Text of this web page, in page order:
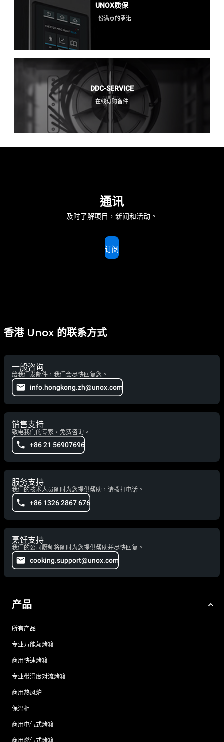
UNOX质保
一份满意的承诺
DDC-SERVICE
在线订购备件
通讯
及时了解项目，新闻和活动。
订阅
香港 Unox 的联系方式
一般咨询
给我们发邮件，我们会尽快回复您。
info.hongkong.zh@unox.com
销售支持
致电我们的专家，免费咨询。
+86 21 56907696
服务支持
我们的技术人员随时为您提供帮助，请拨打电话。
+86 1326 2867 676
烹饪支持
我们的公司厨师将随时为您提供帮助并尽快回复。
cooking.support@unox.com
产品
所有产品
专业万能蒸烤箱
商用快速烤箱
专业带湿度对流烤箱
商用热风炉
保温柜
商用电气式烤箱